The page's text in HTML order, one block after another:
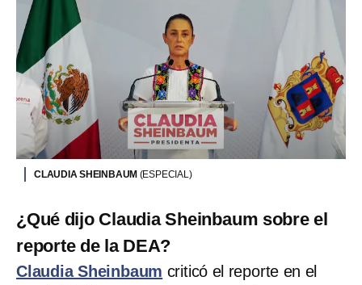
CLAUDIA SHEINBAUM (ESPECIAL)
¿Qué dijo Claudia Sheinbaum sobre el
reporte de la DEA?
Claudia Sheinbaum criticó el reporte en el